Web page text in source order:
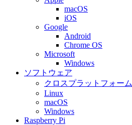
macOS
iOS
Google
Android
Chrome OS
Microsoft
Windows
ソフトウェア
クロスプラットフォーム
Linux
macOS
Windows
Raspberry Pi